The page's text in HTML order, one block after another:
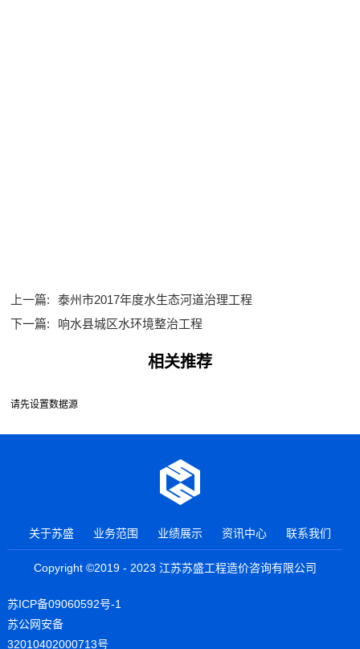
上一篇:
泰州市2017年度水生态河道治理工程
下一篇:
响水县城区水环境整治工程
相关推荐
请先设置数据源
关于苏盛 业务范围 业绩展示 资讯中心 联系我们
Copyright ©2019 - 2023 江苏苏盛工程造价咨询有限公司
苏ICP备09060592号-1
苏公网安备
32010402000713号